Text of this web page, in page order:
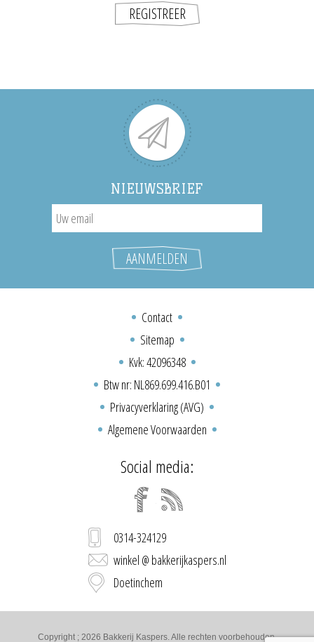
NIEUWSBRIEF
Contact
Sitemap
Kvk: 42096348
Btw nr: NL869.699.416.B01
Privacyverklaring (AVG)
Algemene Voorwaarden
Social media:
0314-324129
winkel @ bakkerijkaspers.nl
Doetinchem
Copyright ; 2026 Bakkerij Kaspers. Alle rechten voorbehouden.